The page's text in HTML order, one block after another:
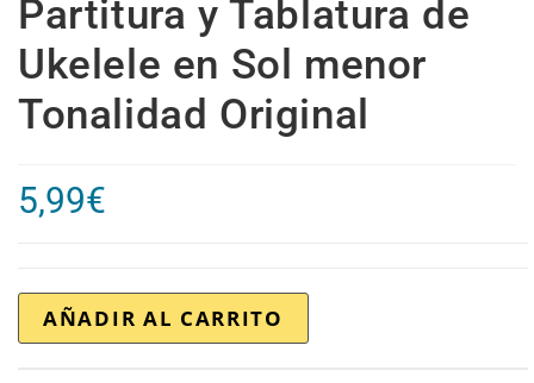
Partitura y Tablatura de
Ukelele en Sol menor
Tonalidad Original
5,99€
AÑADIR AL CARRITO